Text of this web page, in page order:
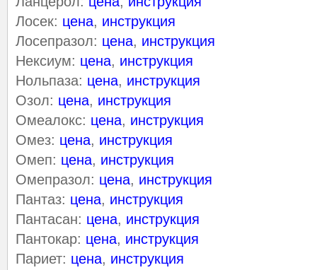
Лосек: цена, инструкция
Лосепразол: цена, инструкция
Нексиум: цена, инструкция
Нольпаза: цена, инструкция
Озол: цена, инструкция
Омеалокс: цена, инструкция
Омез: цена, инструкция
Омеп: цена, инструкция
Омепразол: цена, инструкция
Пантаз: цена, инструкция
Пантасан: цена, инструкция
Пантокар: цена, инструкция
Париет: цена, инструкция